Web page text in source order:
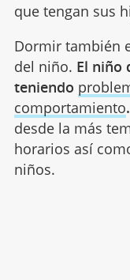
que tengan sus
Dormir también
del niño. El niño
teniendo
comportamiento.
desde la más
horarios así
niños.